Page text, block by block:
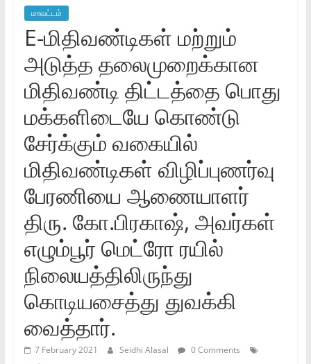
மாவட்டம்
E-மிதிவண்டிகள்‌ மற்றும்‌
அடுத்த தலைமுறைக்கான
மிதிவண்டி திட்டத்தை பொது
மக்களிடையே கொண்டு
சேர்க்கும் வகையில்‌
மிதிவண்டிகள்‌ விழிப்புணர்வு
பேரணியை ஆணையாளர்‌
திரு. கோ.பிரகாஷ்‌, அவர்கள்‌
எழும்பூர்‌ மெட்ரோ ரயில்‌
நிலையத்திலிருந்து
கொடியசைத்து துவக்கி
வைத்தார்‌.
7 February 2021 Seidhi Alasal
0 Comments